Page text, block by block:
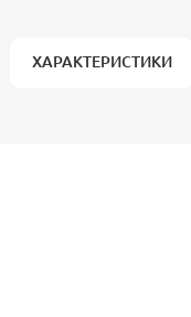
ХАРАКТЕРИСТИКИ